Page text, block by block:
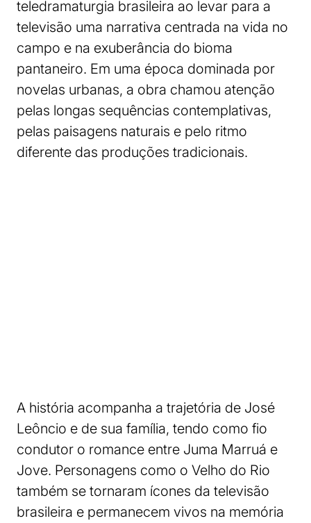
teledramaturgia brasileira ao levar para a
televisão uma narrativa centrada na vida no
campo e na exuberância do bioma
pantaneiro. Em uma época dominada por
novelas urbanas, a obra chamou atenção
pelas longas sequências contemplativas,
pelas paisagens naturais e pelo ritmo
diferente das produções tradicionais.
A história acompanha a trajetória de José
Leôncio e de sua família, tendo como fio
condutor o romance entre Juma Marruá e
Jove. Personagens como o Velho do Rio
também se tornaram ícones da televisão
brasileira e permanecem vivos na memória